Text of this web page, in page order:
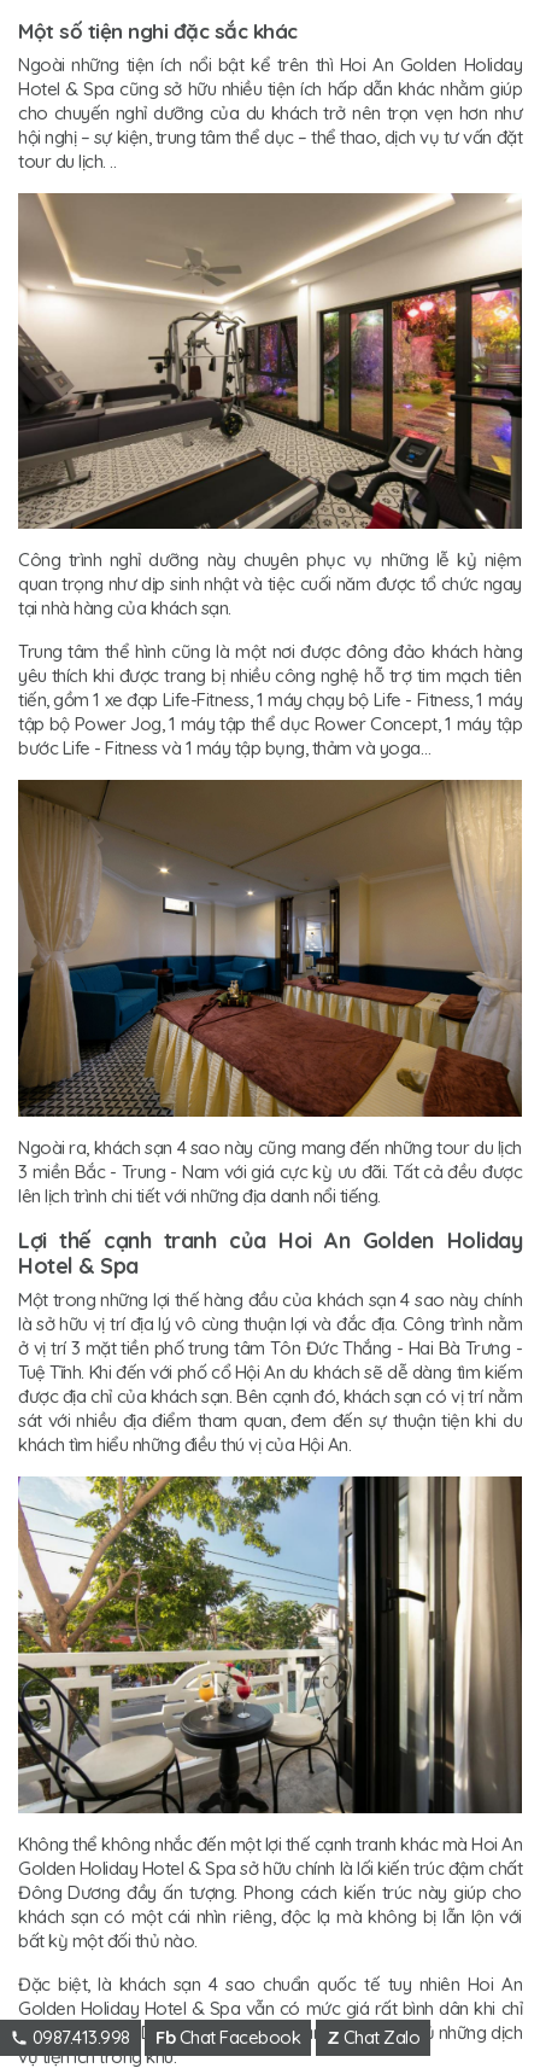
Một số tiện nghi đặc sắc khác
Ngoài những tiện ích nổi bật kể trên thì Hoi An Golden Holiday
Hotel & Spa cũng sở hữu nhiều tiện ích hấp dẫn khác nhằm giúp
cho chuyến nghỉ dưỡng của du khách trở nên trọn vẹn hơn như
hội nghị – sự kiện, trung tâm thể dục – thể thao, dịch vụ tư vấn đặt
tour du lịch. ..
Công trình nghỉ dưỡng này chuyên phục vụ những lễ kỷ niệm
quan trọng như dịp sinh nhật và tiệc cuối năm được tổ chức ngay
tại nhà hàng của khách sạn.
Trung tâm thể hình cũng là một nơi được đông đảo khách hàng
yêu thích khi được trang bị nhiều công nghệ hỗ trợ tim mạch tiên
tiến, gồm 1 xe đạp Life-Fitness, 1 máy chạy bộ Life - Fitness, 1 máy
tập bộ Power Jog, 1 máy tập thể dục Rower Concept, 1 máy tập
bước Life - Fitness và 1 máy tập bụng, thảm và yoga…
Ngoài ra, khách sạn 4 sao này cũng mang đến những tour du lịch
3 miền Bắc - Trung - Nam với giá cực kỳ ưu đãi. Tất cả đều được
lên lịch trình chi tiết với những địa danh nổi tiếng.
Lợi thế cạnh tranh của Hoi An Golden Holiday
Hotel & Spa
Một trong những lợi thế hàng đầu của khách sạn 4 sao này chính
là sở hữu vị trí địa lý vô cùng thuận lợi và đắc địa. Công trình nằm
ở vị trí 3 mặt tiền phố trung tâm Tôn Đức Thắng - Hai Bà Trưng -
Tuệ Tĩnh. Khi đến với phố cổ Hội An du khách sẽ dễ dàng tìm kiếm
được địa chỉ của khách sạn. Bên cạnh đó, khách sạn có vị trí nằm
sát với nhiều địa điểm tham quan, đem đến sự thuận tiện khi du
khách tìm hiểu những điều thú vị của Hội An.
Không thể không nhắc đến một lợi thế cạnh tranh khác mà Hoi An
Golden Holiday Hotel & Spa sở hữu chính là lối kiến trúc đậm chất
Đông Dương đầy ấn tượng. Phong cách kiến trúc này giúp cho
khách sạn có một cái nhìn riêng, độc lạ mà không bị lẫn lộn với
bất kỳ một đối thủ nào.
Đặc biệt, là khách sạn 4 sao chuẩn quốc tế tuy nhiên Hoi An
Golden Holiday Hotel & Spa vẫn có mức giá rất bình dân khi chỉ
hơn 800.000 VND/người là đã được tận hưởng đầy đủ những dịch
vụ tiện ích trong khu.
0987.413.998 Fb Chat Facebook Z Chat Zalo